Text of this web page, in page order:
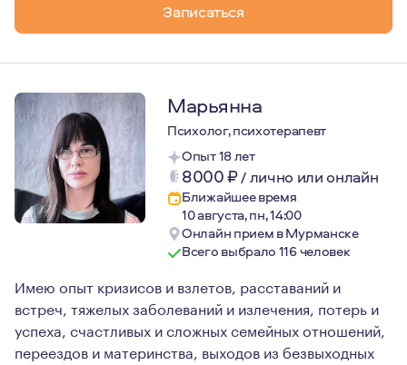
Записаться
Марьянна
Психолог, психотерапевт
Опыт 18 лет
8000₽/лично или онлайн
Ближайшее время
10 августа, пн, 14:00
Онлайн прием в Мурманске
Всего выбрало 116 человек
Имею опыт кризисов и взлетов, расставаний и
встреч, тяжелых заболеваний и излечения, потерь и
успеха, счастливых и сложных семейных отношений,
переездов и материнства, выходов из безвыходных